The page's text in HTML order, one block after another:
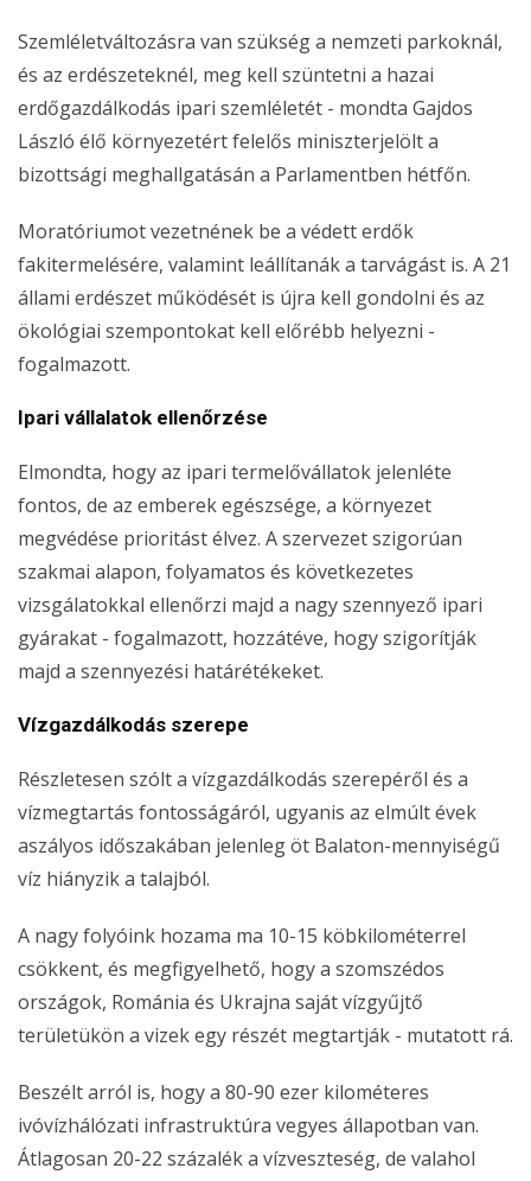
Szemléletváltozásra van szükség a nemzeti parkoknál,
és az erdészeteknél, meg kell szüntetni a hazai
erdőgazdálkodás ipari szemléletét - mondta Gajdos
László élő környezetért felelős miniszterjelölt a
bizottsági meghallgatásán a Parlamentben hétfőn.
Moratóriumot vezetnének be a védett erdők
fakitermelésére, valamint leállítanák a tarvágást is. A 21
állami erdészet működését is újra kell gondolni és az
ökológiai szempontokat kell előrébb helyezni -
fogalmazott.
Ipari vállalatok ellenőrzése
Elmondta, hogy az ipari termelővállatok jelenléte
fontos, de az emberek egészsége, a környezet
megvédése prioritást élvez. A szervezet szigorúan
szakmai alapon, folyamatos és következetes
vizsgálatokkal ellenőrzi majd a nagy szennyező ipari
gyárakat - fogalmazott, hozzátéve, hogy szigorítják
majd a szennyezési határétékeket.
Vízgazdálkodás szerepe
Részletesen szólt a vízgazdálkodás szerepéről és a
vízmegtartás fontosságáról, ugyanis az elmúlt évek
aszályos időszakában jelenleg öt Balaton-mennyiségű
víz hiányzik a talajból.
A nagy folyóink hozama ma 10-15 köbkilométerrel
csökkent, és megfigyelhető, hogy a szomszédos
országok, Románia és Ukrajna saját vízgyűjtő
területükön a vizek egy részét megtartják - mutatott rá.
Beszélt arról is, hogy a 80-90 ezer kilométeres
ivóvízhálózati infrastruktúra vegyes állapotban van.
Átlagosan 20-22 százalék a vízveszteség, de valahol